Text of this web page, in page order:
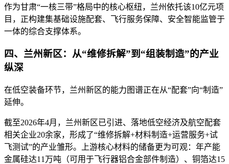
作为甘肃“一核三带”格局中的核心枢纽，兰州依托该10亿元项
目，正构建集基础设施配套、飞行服务保障、安全智能监管于
一体的综合支撑体系。
四、兰州新区：从“维修拆解”到“组装制造”的产业
纵深
在低空装备环节，兰州新区的能力图谱正在从“配套”向“制造”
延伸。
截至2026年4月，兰州新区已引进、落地低空经济及航空配套
相关企业20余家，形成了“维修拆解+材料制造+运营服务+试
飞测试”的产业雏形。上游核心材料的储备更为可观：年产能
金属硅达11万吨（可用于飞行器铝合金部件制造）、铜箔达15